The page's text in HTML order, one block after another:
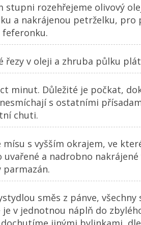
stupni rozehřejeme olivový
a nakrájenou petrželku, pro
řezy v oleji a zhruba půlku
minut. Důležité je počkat,
s ostatními
chuti.
s vyšším okrajem, ve
a nadrobno
směs z pánve,
v jednotnou náplň do